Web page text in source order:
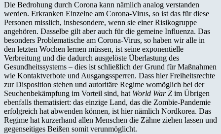
Die Bedrohung durch Corona kann nämlich analog verstanden
werden. Erkranken Einzelne am Corona-Virus, so ist das für diese
Personen misslich, insbesondere, wenn sie einer Risikogruppe
angehören. Dasselbe gilt aber auch für die gemeine Influenza. Das
besonders Problematische am Corona-Virus, so haben wir alle in
den letzten Wochen lernen müssen, ist seine exponentielle
Verbreitung und die dadurch ausgelöste Überlastung des
Gesundheitssystems – dies ist schließlich der Grund für Maßnahmen
wie Kontaktverbote und Ausgangssperren. Dass hier Freiheitsrechte
zur Disposition stehen und autoritäre Regime womöglich bei der
Seuchenbekämpfung im Vorteil sind, hat World War Z im Übrigen
ebenfalls thematisiert: das einzige Land, das die Zombie-Pandemie
erfolgreich hat abwenden können, ist hier nämlich Nordkorea. Das
Regime hat kurzerhand allen Menschen die Zähne ziehen lassen und
gegenseitiges Beißen somit verunmöglicht.